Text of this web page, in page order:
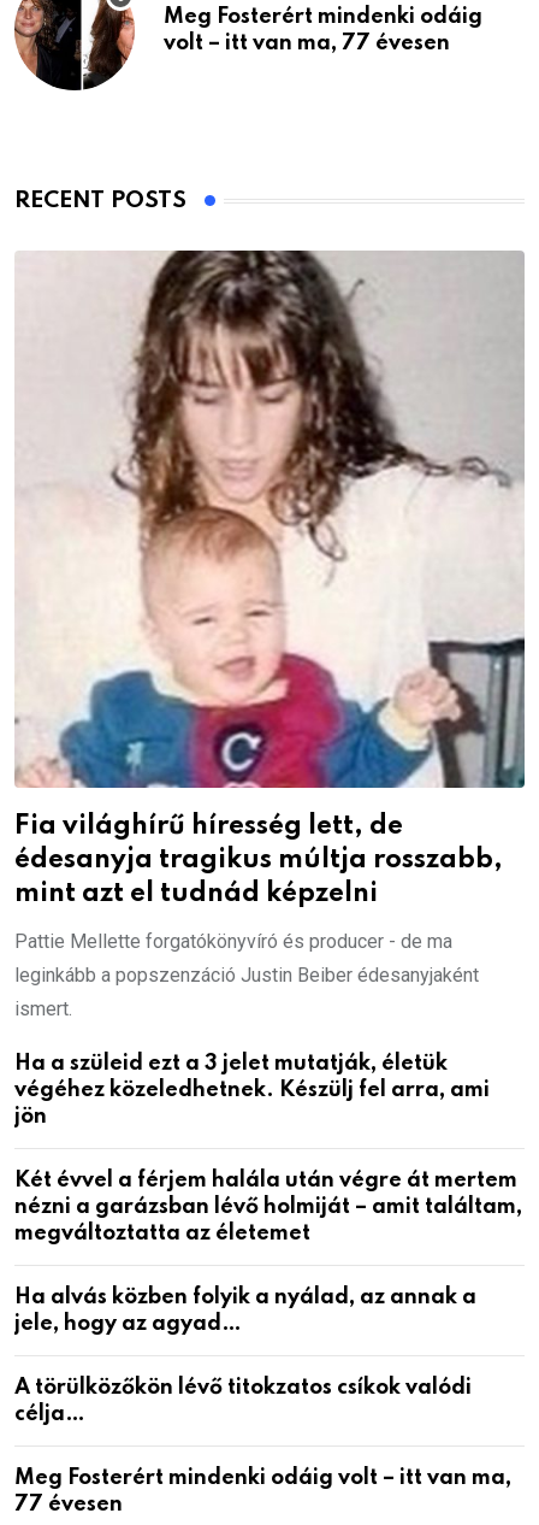
Meg Fosterért mindenki odáig
volt – itt van ma, 77 évesen
RECENT POSTS
Fia világhírű híresség lett, de
édesanyja tragikus múltja rosszabb,
mint azt el tudnád képzelni
Pattie Mellette forgatókönyvíró és producer - de ma
leginkább a popszenzáció Justin Beiber édesanyjaként
ismert.
Ha a szüleid ezt a 3 jelet mutatják, életük
végéhez közeledhetnek. Készülj fel arra, ami
jön
Két évvel a férjem halála után végre át mertem
nézni a garázsban lévő holmiját – amit találtam,
megváltoztatta az életemet
Ha alvás közben folyik a nyálad, az annak a
jele, hogy az agyad…
A törülközőkön lévő titokzatos csíkok valódi
célja…
Meg Fosterért mindenki odáig volt – itt van ma,
77 évesen